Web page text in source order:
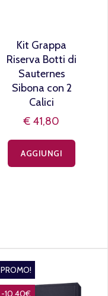
Kit Grappa
Riserva Botti di
Sauternes
Sibona con 2
Calici
€ 41,80
AGGIUNGI
PROMO!
-10,40€